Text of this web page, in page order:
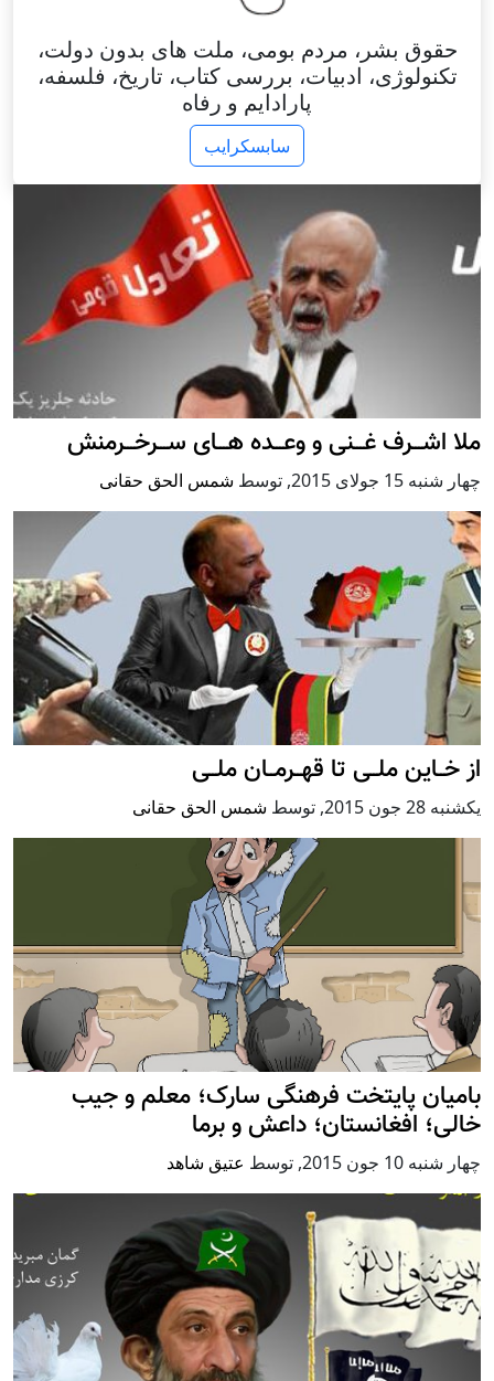
حقوق بشر، مردم بومی، ملت های بدون دولت،
تکنولوژی، ادبیات، بررسی کتاب، تاریخ، فلسفه،
پارادایم و رفاه
سابسکرایب
ملا اشـــرف غـــنی و وعـــده هـــای ســـرخـــرمنش
چهار شنبه 15 جولای 2015 , توسط شمس الحق حقانی
از خــاین ملــی تا قهــرمــان ملــی
يكشنبه 28 جون 2015 , توسط شمس الحق حقانی
بامیان پایتخت فرهنگی سارک؛ معلم و جیب
خالی؛ افغانستان؛ داعش و برما
چهار شنبه 10 جون 2015 , توسط عتیق شاهد